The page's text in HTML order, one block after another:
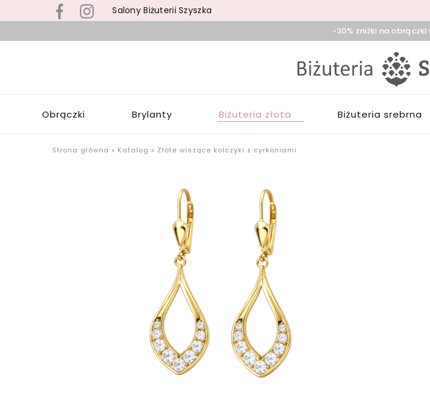
Salony Biżuterii Szyszka
-30% zniżki na obrączki
Biżuteria
Wola,
Łask
srebrną,
pozłacaną,
upominki
Obrączki Brylanty Biżuteria złota Biżuteria srebrna
Strona główna » Katalog » Złote wiszące kolczyki z cyrkoniami